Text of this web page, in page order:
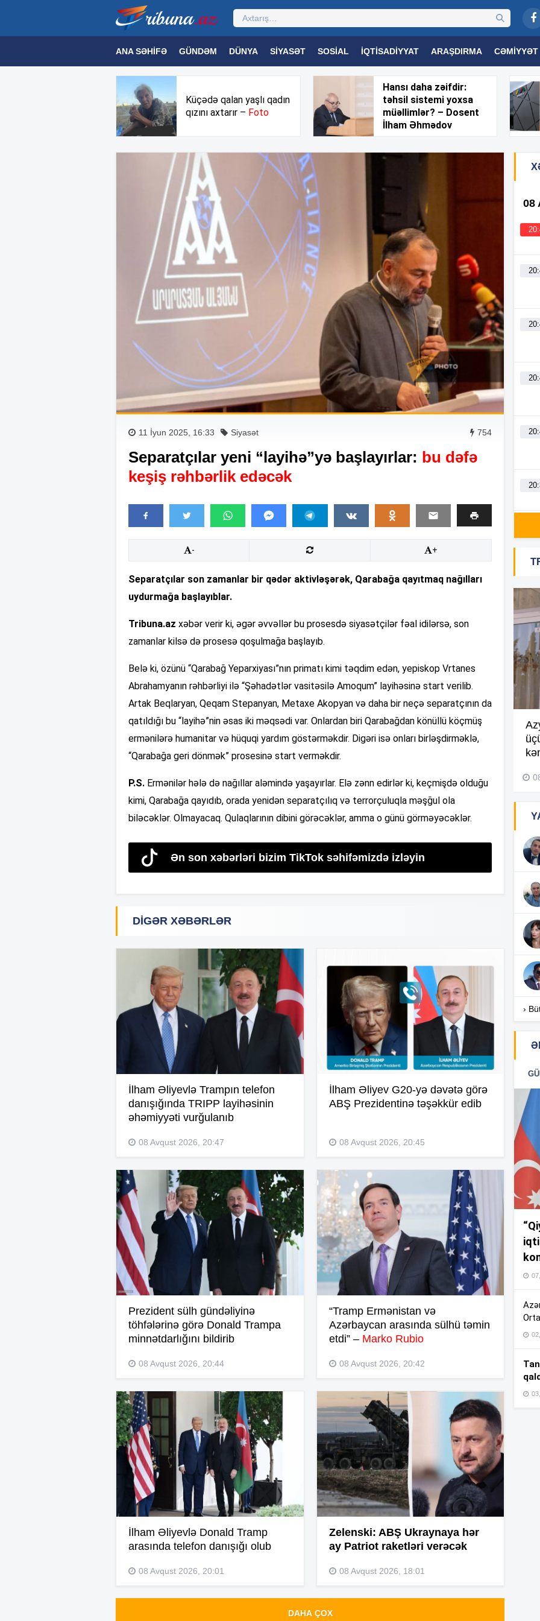
ANA SƏHIFƏ GÜNDƏM DÜNYA SIYASƏT SOSIAL İQTISADIYYAT ARAŞDIRMA CƏMIYYƏT
MƏDƏNIYYƏT SAĞLAMLIQ MARAQLI TRIBUNA TV
Küçədə qalan yaşlı qadın
qızını axtarır – Foto
Hansı daha zəifdir:
təhsil sistemi yoxsa
müəllimlər? – Dosent
İlham Əhmədov
11 İyun 2025, 16:33 Siyasət 754
Separatçılar yeni “layihə”yə başlayırlar: bu dəfə
keşiş rəhbərlik edəcək
- +
Separatçılar son zamanlar bir qədər aktivləşərək, Qarabağa qayıtmaq nağılları
uydurmağa başlayıblar.
Tribuna.az xəbər verir ki, əgər əvvəllər bu prosesdə siyasətçilər fəal idilərsə, son
zamanlar kilsə də prosesə qoşulmağa başlayıb.
Belə ki, özünü “Qarabağ Yeparxiyası”nın primatı kimi təqdim edən, yepiskop Vrtanes
Abrahamyanın rəhbərliyi ilə “Şəhadətlər vasitəsilə Amoqum” layihəsinə start verilib.
Artak Beqlaryan, Qeqam Stepanyan, Metaxe Akopyan və daha bir neçə separatçının da
qatıldığı bu “layihə”nin əsas iki məqsədi var. Onlardan biri Qarabağdan könüllü köçmüş
ermənilərə humanitar və hüquqi yardım göstərməkdir. Digəri isə onları birləşdirməklə,
“Qarabağa geri dönmək” prosesinə start verməkdir.
P.S. Ermənilər hələ də nağıllar aləmində yaşayırlar. Elə zənn edirlər ki, keçmişdə olduğu
kimi, Qarabağa qayıdıb, orada yenidən separatçılıq və terrorçuluqla məşğul ola
biləcəklər. Olmayacaq. Qulaqlarının dibini görəcəklər, amma o günü görməyəcəklər.
Ən son xəbərləri bizim TikTok səhifəmizdə izləyin
DIGƏR XƏBƏRLƏR
İlham Əliyevlə Trampın telefon
danışığında TRIPP layihəsinin
əhəmiyyəti vurğulanıb
08 Avqust 2026, 20:47
İlham Əliyev G20-yə dəvətə görə
ABŞ Prezidentinə təşəkkür edib
08 Avqust 2026, 20:45
Prezident sülh gündəliyinə
töhfələrinə görə Donald Trampa
minnətdarlığını bildirib
08 Avqust 2026, 20:44
“Tramp Ermənistan və
Azərbaycan arasında sülhü təmin
etdi” – Marko Rubio
08 Avqust 2026, 20:42
İlham Əliyevlə Donald Tramp
arasında telefon danışığı olub
08 Avqust 2026, 20:01
Zelenski: ABŞ Ukraynaya hər
ay Patriot raketləri verəcək
08 Avqust 2026, 18:01
DAHA ÇOX
08
Göyçayda məktəb binası
acınacaqlı durumda –VİDEO
›